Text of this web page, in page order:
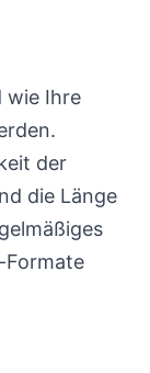
wie Ihre
der
die Länge